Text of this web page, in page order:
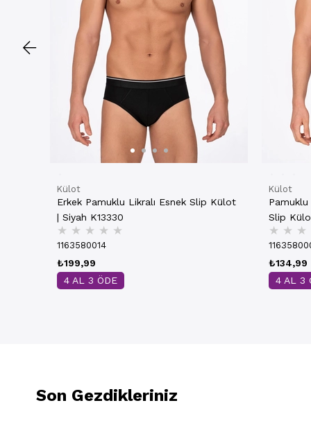
Külot
Erkek Pamuklu Likralı Esnek Slip Külot
| Siyah K13330
★ ★ ★ ★ ★
1163580014
₺199,99
4 AL 3 ÖDE
Külot
Slip
★ ★ ★
₺134,99
4 AL 3
Son Gezdikleriniz